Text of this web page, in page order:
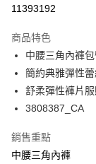
Google Pay
全支付
全盈+PAY
相關說明
【關於「AFTEE先享
11393192
商品特色
中腰三角內褲
簡約典雅彈性蕾
舒柔彈性褲片
3808387_CA
銷售重點
中腰三角內褲